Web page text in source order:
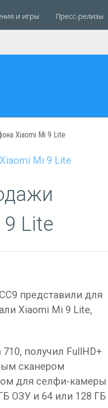
и игры Пресс-релизы
Xiaomi Mi 9 Lite
Lite
представили для
Xiaomi Mi 9 Lite,
получил FullHD+
сканером
для селфи-камеры
ОЗУ и 64 или 128 ГБ